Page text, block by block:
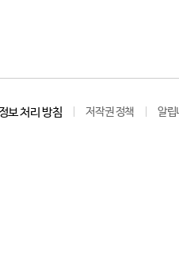
보 처리 방침 저작권 정책 알립